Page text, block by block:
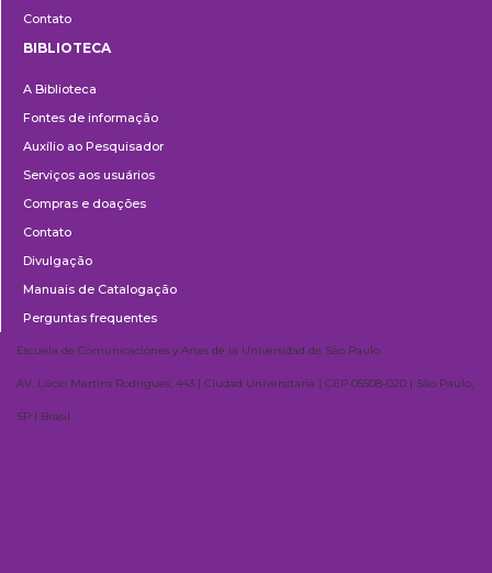
Contato
BIBLIOTECA
A Biblioteca
Fontes de informação
Auxílio ao Pesquisador
Serviços aos usuários
Compras e doações
Contato
Divulgação
Manuais de Catalogação
Perguntas frequentes
Escuela de Comunicaciones y Artes de la Universidad de São Paulo
AV. Lúcio Martins Rodrigues, 443 | Ciudad Universitaria | CEP 05508-020 | São Paulo,
SP | Brasil